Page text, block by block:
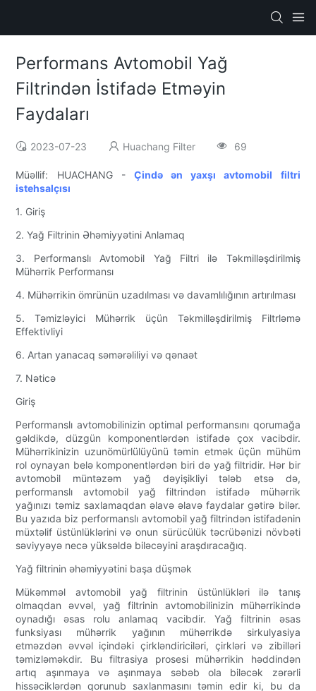
Performans Avtomobil Yağ
Filtrindən İstifadə Etməyin
Faydaları
2023-07-23 Huachang Filter 69
Müəllif: HUACHANG - Çində ən yaxşı avtomobil filtri
istehsalçısı
1. Giriş
2. Yağ Filtrinin Əhəmiyyətini Anlamaq
3. Performanslı Avtomobil Yağ Filtri ilə Təkmilləşdirilmiş
Mühərrik Performansı
4. Mühərrikin ömrünün uzadılması və davamlılığının artırılması
5. Təmizləyici Mühərrik üçün Təkmilləşdirilmiş Filtrləmə
Effektivliyi
6. Artan yanacaq səmərəliliyi və qənaət
7. Nəticə
Giriş
Performanslı avtomobilinizin optimal performansını qorumağa
gəldikdə, düzgün komponentlərdən istifadə çox vacibdir.
Mühərrikinizin uzunömürlülüyünü təmin etmək üçün mühüm
rol oynayan belə komponentlərdən biri də yağ filtridir. Hər bir
avtomobil müntəzəm yağ dəyişikliyi tələb etsə də,
performanslı avtomobil yağ filtrindən istifadə mühərrik
yağınızı təmiz saxlamaqdan əlavə əlavə faydalar gətirə bilər.
Bu yazıda biz performanslı avtomobil yağ filtrindən istifadənin
müxtəlif üstünlüklərini və onun sürücülük təcrübənizi növbəti
səviyyəyə necə yüksəldə biləcəyini araşdıracağıq.
Yağ filtrinin əhəmiyyətini başa düşmək
Mükəmməl avtomobil yağ filtrinin üstünlükləri ilə tanış
olmaqdan əvvəl, yağ filtrinin avtomobilinizin mühərrikində
oynadığı əsas rolu anlamaq vacibdir. Yağ filtrinin əsas
funksiyası mühərrik yağının mühərrikdə sirkulyasiya
etməzdən əvvəl içindəki çirkləndiriciləri, çirkləri və zibilləri
təmizləməkdir. Bu filtrasiya prosesi mühərrikin həddindən
artıq aşınmaya və aşınmaya səbəb ola biləcək zərərli
hissəciklərdən qorunub saxlanmasını təmin edir ki, bu da